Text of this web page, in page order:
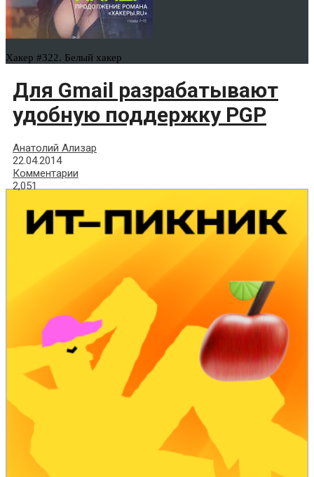
Хакер #322. Белый хакер
Для Gmail разрабатывают
удобную поддержку PGP
Анатолий Ализар
22.04.2014
Комментарии
2,051